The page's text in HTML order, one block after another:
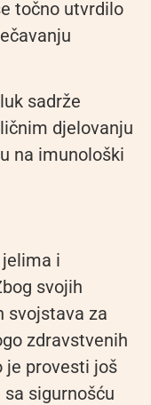
točno utvrdilo
sadrže
djelovanju
na imunološki
i
svojih
svojstava za
zdravstvenih
je provesti još
sigurnošću